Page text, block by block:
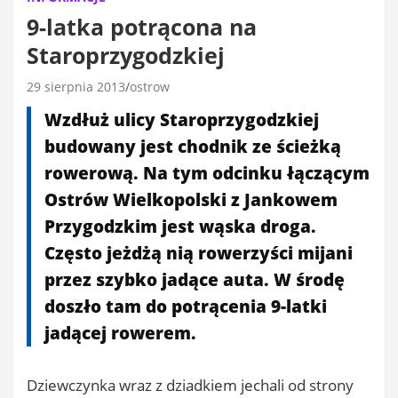
9-latka potrącona na
Staroprzygodzkiej
29 sierpnia 2013 ostrow
Wzdłuż ulicy Staroprzygodzkiej
budowany jest chodnik ze ścieżką
rowerową. Na tym odcinku łączącym
Ostrów Wielkopolski z Jankowem
Przygodzkim jest wąska droga.
Często jeżdżą nią rowerzyści mijani
przez szybko jadące auta. W środę
doszło tam do potrącenia 9-latki
jadącej rowerem.
Dziewczynka wraz z dziadkiem jechali od strony